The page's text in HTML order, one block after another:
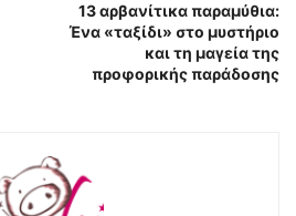
13 αρβανίτικα παραμύθια:
Ένα «ταξίδι» στο μυστήριο
και τη μαγεία της
προφορικής παράδοσης